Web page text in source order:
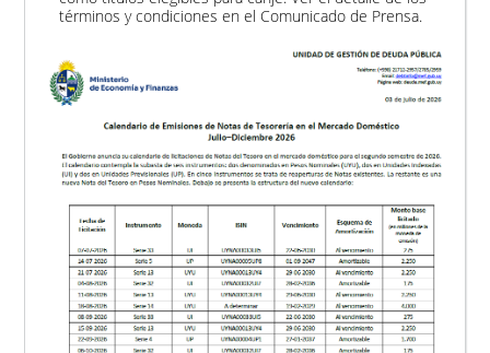
términos y condiciones en el Comunicado de Prensa.